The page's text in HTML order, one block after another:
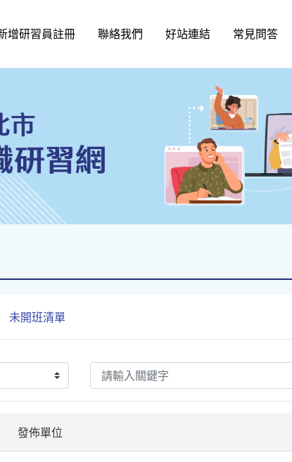
增研習員註冊 聯絡我們 好站連結 常見問答
未開班清單
發佈單位